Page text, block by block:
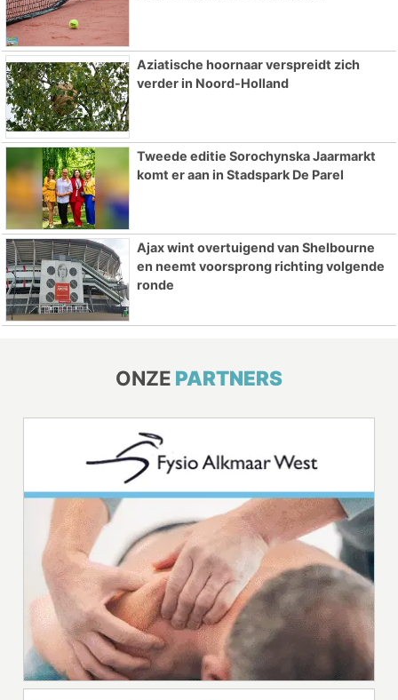
Aziatische hoornaar verspreidt zich
verder in Noord-Holland
Tweede editie Sorochynska Jaarmarkt
komt er aan in Stadspark De Parel
Ajax wint overtuigend van Shelbourne
en neemt voorsprong richting volgende
ronde
ONZE PARTNERS